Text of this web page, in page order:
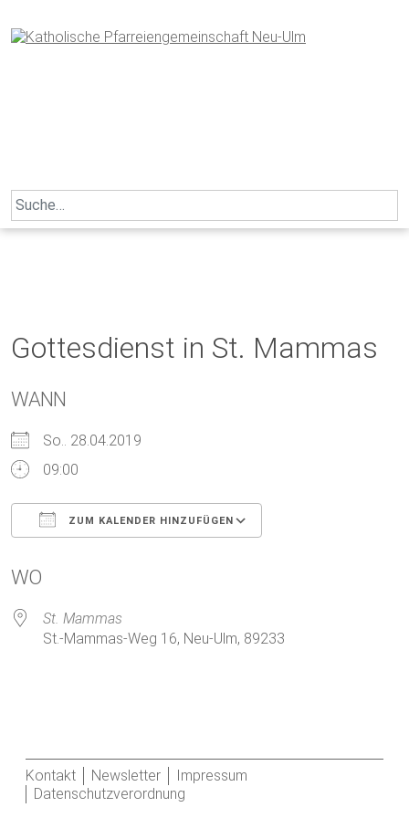
to
content
Search
for:
Gottesdienst in St. Mammas
WANN
So.. 28.04.2019
09:00
ZUM KALENDER HINZUFÜGEN
WO
St. Mammas
St.-Mammas-Weg 16, Neu-Ulm, 89233
Kontakt Newsletter
Impressum
Datenschutzverordnung